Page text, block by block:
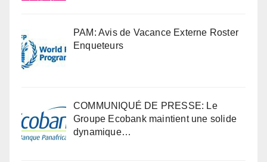
PAM: Avis de Vacance Externe Roster
Enqueteurs
COMMUNIQUÉ DE PRESSE: Le
Groupe Ecobank maintient une solide
dynamique…